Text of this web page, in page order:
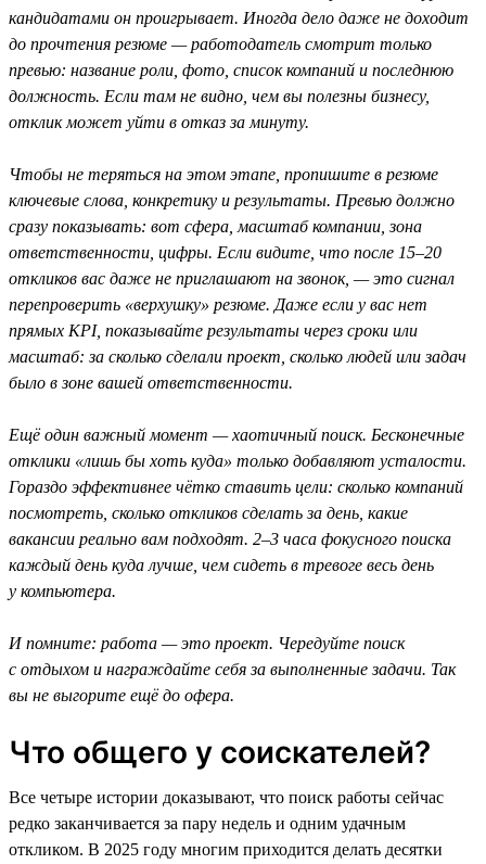
кандидатами он проигрывает. Иногда дело даже не доходит
до прочтения резюме — работодатель смотрит только
превью: название роли, фото, список компаний и последнюю
должность. Если там не видно, чем вы полезны бизнесу,
отклик может уйти в отказ за минуту.
Чтобы не теряться на этом этапе, пропишите в резюме
ключевые слова, конкретику и результаты. Превью должно
сразу показывать: вот сфера, масштаб компании, зона
ответственности, цифры. Если видите, что после 15–20
откликов вас даже не приглашают на звонок, — это сигнал
перепроверить «верхушку» резюме. Даже если у вас нет
прямых KPI, показывайте результаты через сроки или
масштаб: за сколько сделали проект, сколько людей или задач
было в зоне вашей ответственности.
Ещё один важный момент — хаотичный поиск. Бесконечные
отклики «лишь бы хоть куда» только добавляют усталости.
Гораздо эффективнее чётко ставить цели: сколько компаний
посмотреть, сколько откликов сделать за день, какие
вакансии реально вам подходят. 2–3 часа фокусного поиска
каждый день куда лучше, чем сидеть в тревоге весь день
у компьютера.
И помните: работа — это проект. Чередуйте поиск
с отдыхом и награждайте себя за выполненные задачи. Так
вы не выгорите ещё до офера.
Что общего у соискателей?
Все четыре истории доказывают, что поиск работы сейчас
редко заканчивается за пару недель и одним удачным
откликом. В 2025 году многим приходится делать десятки